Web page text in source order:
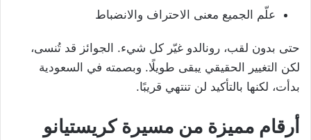
علّم الجميع معنى الاحتراف والانضباط
حتى بدون لقب، رونالدو غيّر كل شيء. الجوائز قد تُنسى،
لكن التغيير الحقيقي يبقى طويلًا. وبصمته في السعودية
بدأت، لكنها بالتأكيد لن تنتهي قريبًا.
أرقام مميزة من مسيرة كريستيانو